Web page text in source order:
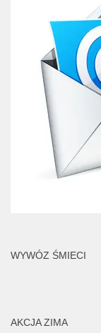
WYWÓZ ŚMIECI
AKCJA ZIMA